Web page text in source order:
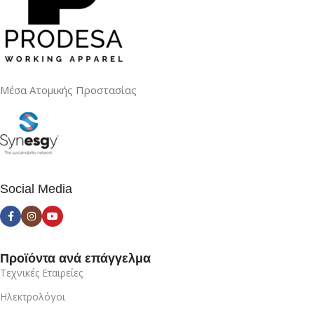
Μέσα Ατομικής Προστασίας
Social Media
Προϊόντα ανά επάγγελμα
Τεχνικές Εταιρείες
Ηλεκτρολόγοι